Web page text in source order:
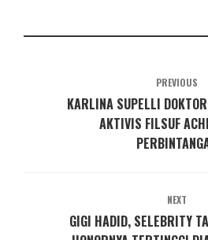
PREVIOUS
KARLINA SUPELLI
AKTIVIS FILSUF
NEXT
GIGI HADID, SELEBRITY